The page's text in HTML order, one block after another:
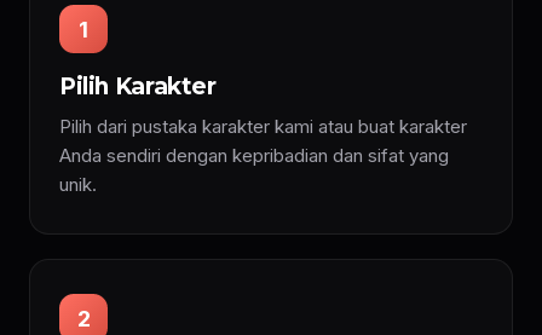
1
Pilih Karakter
Pilih dari pustaka karakter kami atau buat karakter
Anda sendiri dengan kepribadian dan sifat yang
unik.
2